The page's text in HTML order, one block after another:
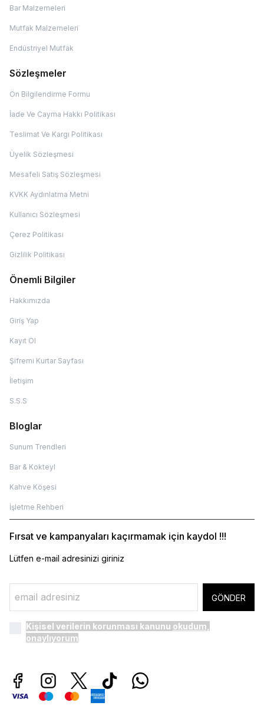
Bar Malzemeleri
Mutfak Malzemeleri
Endüstriyel Mutfak
Sözleşmeler
Ön Bilgilendirme Formu
İade Ve Cayma Hakkı Politikası
Teslimat Ve Kargı Politikası
Üyelik Sözleşmesi
Mesafeli Satış Sözleşmesi
KVKK Aydınlatma Metni
Kullanıcı Sözleşmesi
Çerez Politikası
Gizlilik Politikası
Önemli Bilgiler
Hakkımızda
Giriş Yap
Kayıt Ol
Şifremi Kurtar Sayfası
İletişim
S.S.S
Bloglar
Sunum Trendleri
Bar & Kokteyl
Kahve Köşesi
İşletme Rehberi
Fırsat ve kampanyaları kaçırmamak için kaydol !!!
Lütfen e-mail adresinizi giriniz
GÖNDER
Kişisel verilerin korunması kanunu okudum,
onaylıyorum